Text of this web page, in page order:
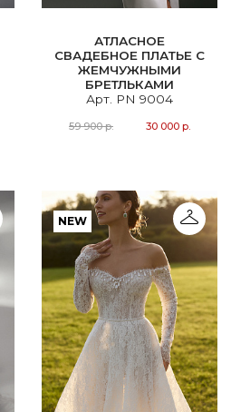
АТЛАСНОЕ
СВАДЕБНОЕ ПЛАТЬЕ С
ЖЕМЧУЖНЫМИ
БРЕТЛЬКАМИ
Арт. PN 9004
59 900 р. 30 000 р.
NEW